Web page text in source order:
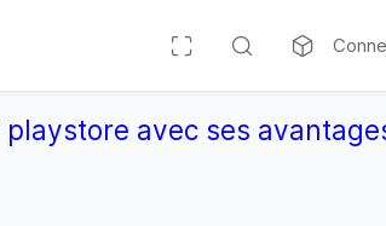
avec ses